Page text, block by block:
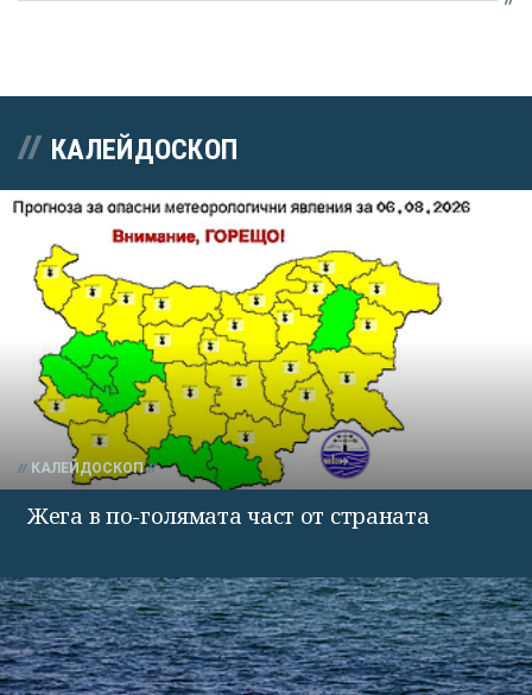
КАЛЕЙДОСКОП
КАЛЕЙДОСКОП
Жега в по-голямата част от страната